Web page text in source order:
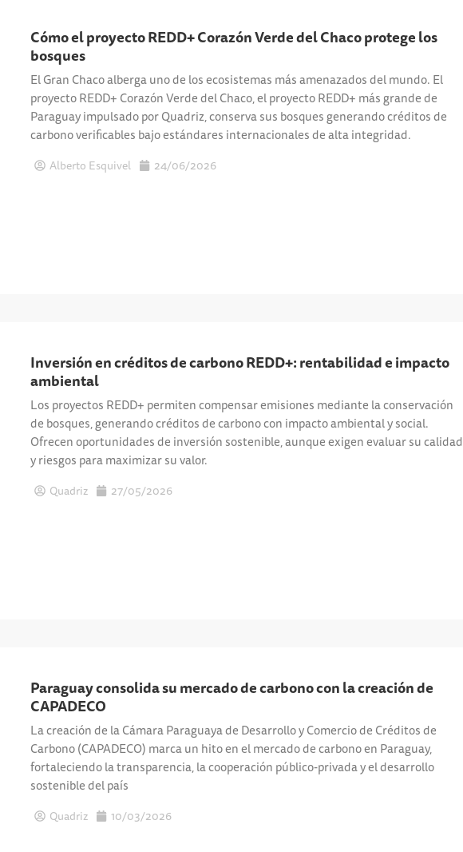
Cómo el proyecto REDD+ Corazón Verde del Chaco protege los
bosques
El Gran Chaco alberga uno de los ecosistemas más amenazados del mundo. El
proyecto REDD+ Corazón Verde del Chaco, el proyecto REDD+ más grande de
Paraguay impulsado por Quadriz, conserva sus bosques generando créditos de
carbono verificables bajo estándares internacionales de alta integridad.
Alberto Esquivel 24/06/2026
Inversión en créditos de carbono REDD+: rentabilidad e impacto
ambiental
Los proyectos REDD+ permiten compensar emisiones mediante la conservación
de bosques, generando créditos de carbono con impacto ambiental y social.
Ofrecen oportunidades de inversión sostenible, aunque exigen evaluar su calidad
y riesgos para maximizar su valor.
Quadriz 27/05/2026
Paraguay consolida su mercado de carbono con la creación de
CAPADECO
La creación de la Cámara Paraguaya de Desarrollo y Comercio de Créditos de
Carbono (CAPADECO) marca un hito en el mercado de carbono en Paraguay,
fortaleciendo la transparencia, la cooperación público-privada y el desarrollo
sostenible del país
Quadriz 10/03/2026